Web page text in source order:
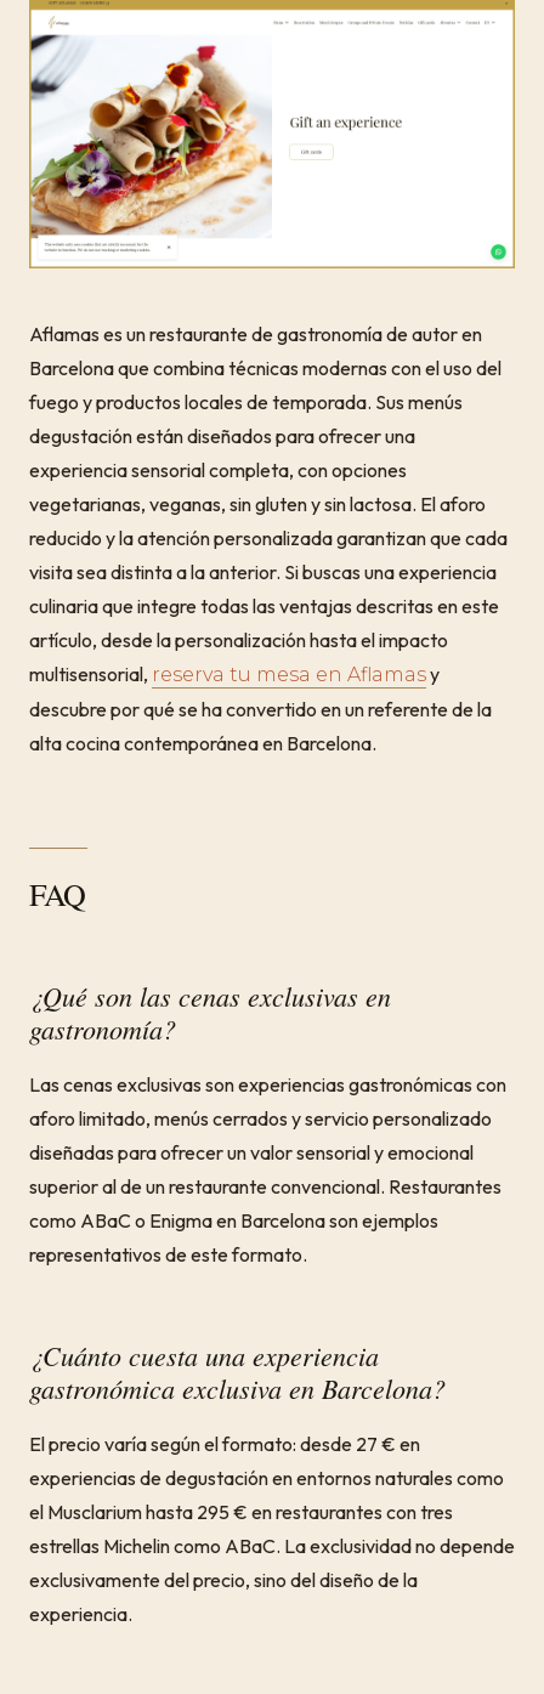
Aflamas es un restaurante de gastronomía de autor en
Barcelona que combina técnicas modernas con el uso del
fuego y productos locales de temporada. Sus menús
degustación están diseñados para ofrecer una
experiencia sensorial completa, con opciones
vegetarianas, veganas, sin gluten y sin lactosa. El aforo
reducido y la atención personalizada garantizan que cada
visita sea distinta a la anterior. Si buscas una experiencia
culinaria que integre todas las ventajas descritas en este
artículo, desde la personalización hasta el impacto
multisensorial, reserva tu mesa en Aflamasy
descubre por qué se ha convertido en un referente de la
alta cocina contemporánea en Barcelona.
FAQ
¿Qué son las cenas exclusivas en
gastronomía?
Las cenas exclusivas son experiencias gastronómicas con
aforo limitado, menús cerrados y servicio personalizado
diseñadas para ofrecer un valor sensorial y emocional
superior al de un restaurante convencional. Restaurantes
como ABaC o Enigma en Barcelona son ejemplos
representativos de este formato.
¿Cuánto cuesta una experiencia
gastronómica exclusiva en Barcelona?
El precio varía según el formato: desde 27 € en
experiencias de degustación en entornos naturales como
el Musclarium hasta 295 € en restaurantes con tres
estrellas Michelin como ABaC. La exclusividad no depende
exclusivamente del precio, sino del diseño de la
experiencia.